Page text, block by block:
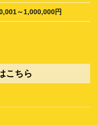
～1,000,000円
こちら